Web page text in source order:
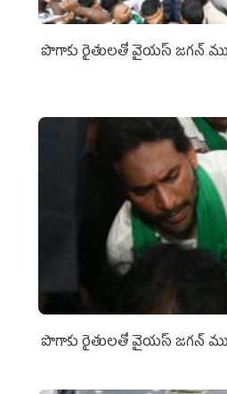
పొగాకు రైతుల‌తో వైయ‌స్ జ‌గ‌న్
పొగాకు రైతుల‌తో వైయ‌స్ జ‌గ‌న్